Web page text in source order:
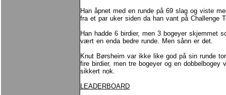
Han åpnet med en runde på 69 slag og viste
fra et par uker siden da han vant på Challenge
Han hadde 6 birdier, men 3 bogeyer skjemmet
vært en enda bedre runde. Men sånn er det.
Knut Børsheim var ikke like god på sin runde
fire birdier, men tre bogeyer og en
sikkert nok.
LEADERBOARD